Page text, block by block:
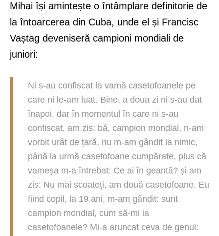
Mihai își amintește o întâmplare definitorie de
la întoarcerea din Cuba, unde el și Francisc
Vaștag deveniseră campioni mondiali de
juniori:
Ni s-au confiscat la vamă casetofoanele pe
care ni le-am luat. Bine, a doua zi ni s-au dat
înapoi, dar în momentul în care ni s-au
confiscat, am zis: bă, campion mondial, n-am
vorbit urât de țară, nu m-am gândit la nimic,
până la urmă casetofoane cumpărate, plus că
vameșa m-a întrebat: Ce ai în geantă? și am
zis: Nu mai scoateți, am două casetofoane. Eu
fiind copil, la 19 ani, m-am gândit: sunt
campion mondial, cum să-mi ia
casetofoanele? Mi-a aruncat ceva de genul: